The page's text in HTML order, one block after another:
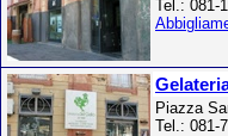
Tel.: 081-
Piazza
Tel.: 081-